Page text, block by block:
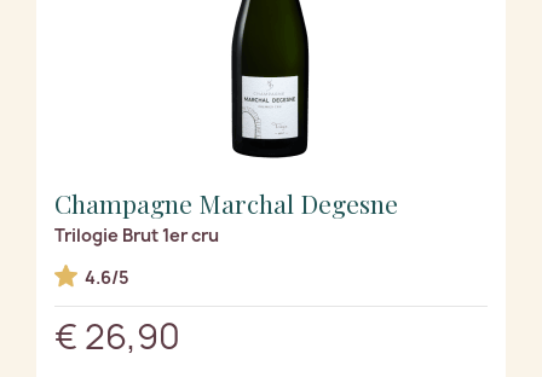
Champagne Marchal Degesne
Trilogie Brut 1er cru
4.6/5
€ 26,90